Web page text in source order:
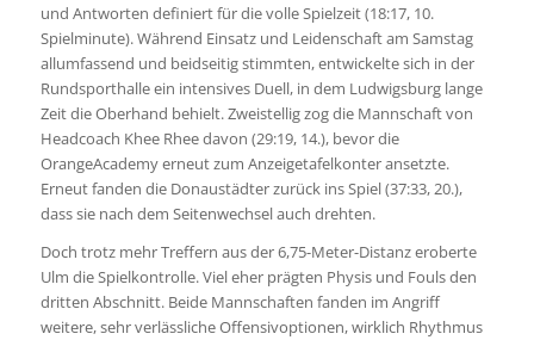
und Antworten definiert für die volle Spielzeit (18:17, 10.
Spielminute). Während Einsatz und Leidenschaft am Samstag
allumfassend und beidseitig stimmten, entwickelte sich in der
Rundsporthalle ein intensives Duell, in dem Ludwigsburg lange
Zeit die Oberhand behielt. Zweistellig zog die Mannschaft von
Headcoach Khee Rhee davon (29:19, 14.), bevor die
OrangeAcademy erneut zum Anzeigetafelkonter ansetzte.
Erneut fanden die Donaustädter zurück ins Spiel (37:33, 20.),
dass sie nach dem Seitenwechsel auch drehten.
Doch trotz mehr Treffern aus der 6,75-Meter-Distanz eroberte
Ulm die Spielkontrolle. Viel eher prägten Physis und Fouls den
dritten Abschnitt. Beide Mannschaften fanden im Angriff
weitere, sehr verlässliche Offensivoptionen, wirklich Rhythmus